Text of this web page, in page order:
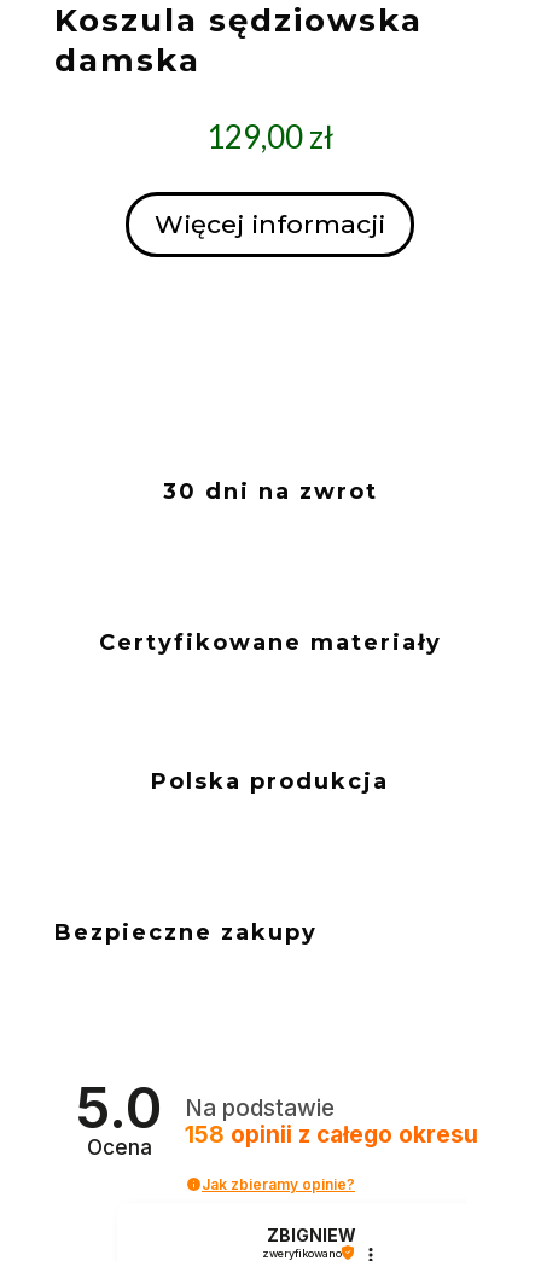
Koszula sędziowska
damska
129,00zł
Więcej informacji
30 dni na zwrot
Certyfikowane materiały
Polska produkcja
Bezpieczne zakupy
5.0
Ocena
Na podstawie
158 opinii z całego okresu
Jak zbieramy opinie?
ZBIGNIEW
zweryfikowano